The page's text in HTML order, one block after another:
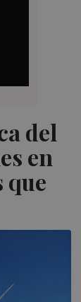
del
en
que